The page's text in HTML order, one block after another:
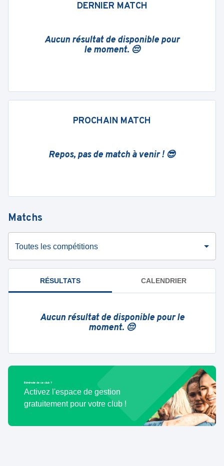
DERNIER MATCH
Aucun résultat de disponible pour
le moment. 😔
PROCHAIN MATCH
Repos, pas de match à venir ! 😎
Matchs
Toutes les compétitions
RÉSULTATS CALENDRIER
Aucun résultat de disponible pour le
moment. 😔
Bénévole de ce club ?
Activez l'espace de gestion
gratuitement pour votre club !